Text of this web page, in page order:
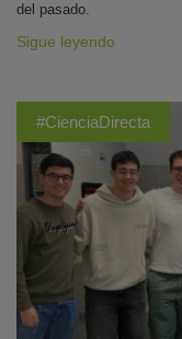
del pasado.
Sigue leyendo
#CienciaDirecta